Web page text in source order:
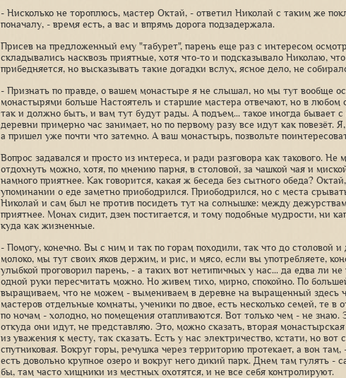
- Нисколько не тороплюсь, мастер Октай, - ответил Николай с таким же
поначалу, - время есть, а вас и впрямь дорога подзадержала.
Присев на предложенный ему "табурет", парень еще раз с интересом
складывались насквозь приятные, хотя что-то и подсказывало Николаю,
прибедняется, но высказывать такие догадки вслух, ясное дело, не
- Признать по правде, о вашем монастыре я не слышал, но мы тут вообще
монастырями больше Настоятель и старшие мастера отвечают, но в любом
так и должно быть, и вам тут будут рады. А подъем... такое иногда бывает
деревни примерно час занимает, но по первому разу все идут как повезёт.
а пришел уже почти что затемно. А ваш монастырь, позвольте
Вопрос задавался и просто из интереса, и ради разговора как такового.
отдохнуть можно, хотя, по мнению парня, в столовой, за чашкой чая и
намного приятнее. Как говорится, какая ж беседа без сытного обеда?
упоминании о еде заметно приободрился. Приободрился, но с места
Николай и сам был не против посидеть тут на солнышке: между
приятнее. Монах сидит, дзен постигается, и тому подобные мудрости, ни
куда как жизненные.
- Помогу, конечно. Вы с ним и так по горам походили, так что до столовой
молоко, мы тут своих яков держим, и рис, и мясо, если вы употребляете,
улыбкой проговорил парень, - а таких вот нетипичных у нас... да едва ли
одной руки пересчитать можно. Но живем тихо, мирно, спокойно. По
выращиваем, что не можем - вымениваем в деревне на выращенный здесь
мастеров отдельные комнаты, ученики по двое, есть несколько семей, те
по ночам - холодно, но помещения отапливаются. Вот только чем - не знаю.
откуда они идут, не представляю. Это, можно сказать, вторая
из уважения к месту, так сказать. Есть у нас электричество, кстати, но
спутниковая. Вокруг горы, речушка через территорию протекает, а вон
есть довольно крупное озеро и вокруг него дикий парк. Днем там гулять -
бы, там часто хищники из местных охотятся, и не все себя контролируют.